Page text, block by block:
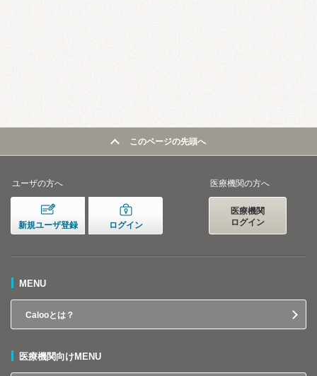
このページの先頭へ
ユーザの方へ
新規ユーザ登録 ログイン
医療機関の方へ
医療機関
ログイン
MENU
Calooとは？
医療機関向けMENU